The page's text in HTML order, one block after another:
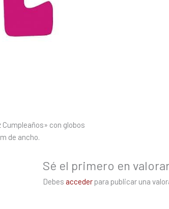
con globos
de ancho.
Sé el primero en
Debes acceder para publicar una